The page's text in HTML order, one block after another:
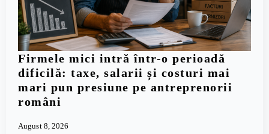
Firmele mici intră într-o perioadă
dificilă: taxe, salarii și costuri mai
mari pun presiune pe antreprenorii
români
August 8, 2026